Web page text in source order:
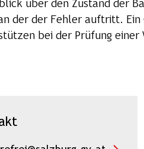
über den Zustand der
der der Fehler auftritt.
bei der Prüfung